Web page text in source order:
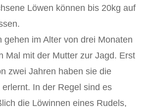
Löwen können bis 20kg auf
gehen im Alter von drei Monaten
Mal mit der Mutter zur Jagd. Erst
zwei Jahren haben sie die
In der Regel sind es
die Löwinnen eines Rudels,